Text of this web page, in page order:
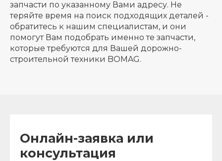
запчасти по указанному Вами адресу. Не
теряйте время на поиск подходящих деталей -
обратитесь к нашим специалистам, и они
помогут Вам подобрать именно те запчасти,
которые требуются для Вашей дорожно-
строительной техники BOMAG.
Онлайн-заявка или
консультация